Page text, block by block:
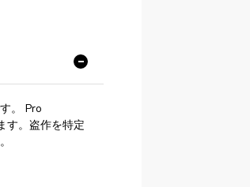
。 Pro
す。盗作を特定